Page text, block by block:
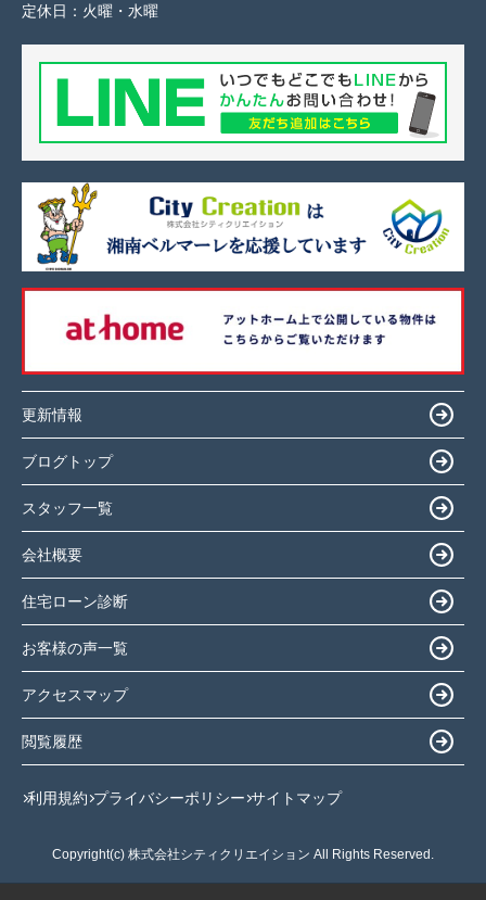
定休日： 火曜・水曜
更新情報
ブログトップ
スタッフ一覧
会社概要
住宅ローン診断
お客様の声一覧
アクセスマップ
閲覧履歴
利用規約 プライバシーポリシー サイトマップ
Copyright(c) 株式会社シティクリエイション All Rights Reserved.